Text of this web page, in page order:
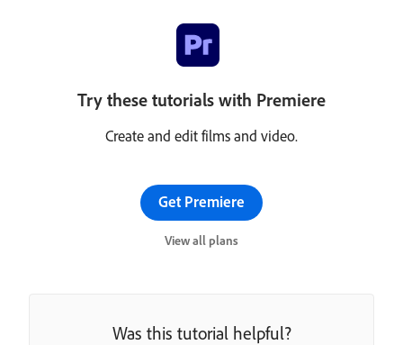
Try these tutorials with Premiere
Create and edit films and video.
Get Premiere
View all plans
Was this tutorial helpful?